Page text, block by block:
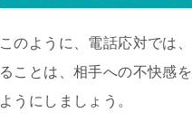
このように、電話応対では
ることは、相手への不快感
ようにしましょう。